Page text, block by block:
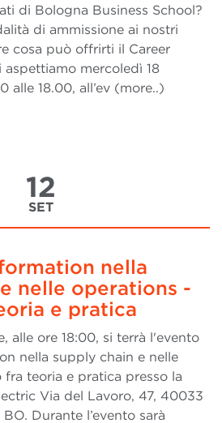
di Bologna Business School?
di ammissione ai nostri
cosa può offrirti il Career
mercoledì 18
alle 18.00, all’ev (more..)
12
SET
nella
nelle operations -
e pratica
alle ore 18:00, si terrà l'evento
nella supply chain e nelle
teoria e pratica presso la
Via del Lavoro, 47, 40033
Durante l’evento sarà